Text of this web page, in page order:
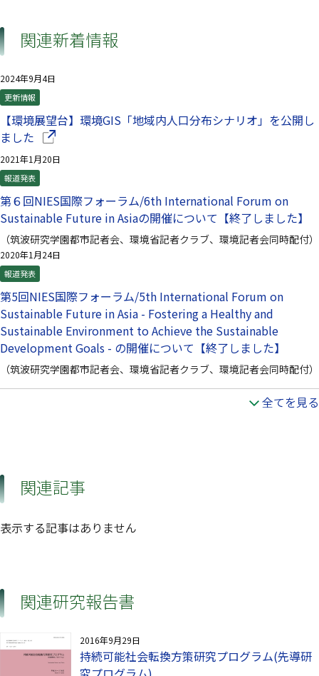
関連新着情報
2024年9月4日
更新情報
【環境展望台】環境GIS「地域内人口分布シナリオ」を公開し
ました （別ウインドウで開きます）
2021年1月20日
報道発表
第６回NIES国際フォーラム/6th International Forum on
Sustainable Future in Asiaの開催について【終了しました】
（筑波研究学園都市記者会、環境省記者クラブ、環境記者会同時配付）
2020年1月24日
報道発表
第5回NIES国際フォーラム/5th International Forum on
Sustainable Future in Asia - Fostering a Healthy and
Sustainable Environment to Achieve the Sustainable
Development Goals - の開催について【終了しました】
（筑波研究学園都市記者会、環境省記者クラブ、環境記者会同時配付）
全てを見る
関連記事
表示する記事はありません
関連研究報告書
2016年9月29日
持続可能社会転換方策研究プログラム(先導研